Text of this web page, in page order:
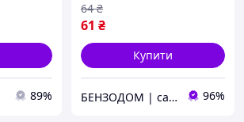
89%
61 ₴
64 ₴
Купити
БЕНЗОДОМ | садова техніка та електроінструмент 96%